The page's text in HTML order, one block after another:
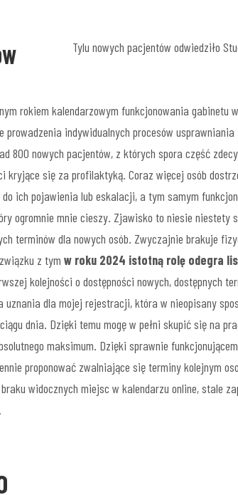
Tylu nowych pacjentów odwiedziło
rokiem kalendarzowym funkcjonowania gabinetu
indywidualnych procesów
800 nowych pacjentów, z których spora część
kryjące się za profilaktyką. Coraz więcej osób
ich pojawienia lub eskalacji, a tym samym
ogromnie mnie cieszy. Zjawisko to niesie niestety
terminów dla nowych osób. Zwyczajnie brakuje
z tym w roku 2024 istotną rolę odegra
kolejności o dostępności nowych, dostępnych
uznania dla mojej rejestracji, która w nieopisany
dnia. Dzięki temu mogę w pełni skupić się na
maksimum. Dzięki sprawnie
proponować zwalniające się terminy kolejnym
widocznych miejsc w kalendarzu online, stale